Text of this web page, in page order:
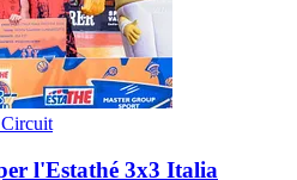
Circuit
l'Estathé 3x3 Italia